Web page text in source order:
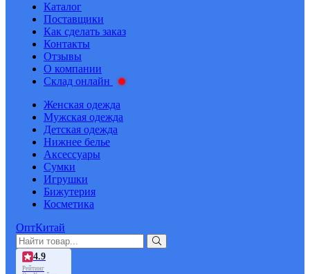
Каталог
Поставщики
Как сделать заказ
Контакты
Отзывы
О компании
Склад онлайн
Женская одежда
Мужская одежда
Детская одежда
Нижнее белье
Аксессуары
Сумки
Игрушки
Бижутерия
Косметика
ОптКитай
4.9
Рейтинг